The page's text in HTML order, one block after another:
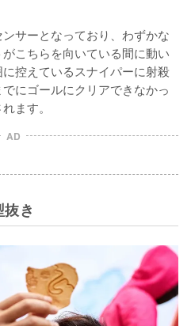
サーとなっており、わずかな
こちらを向いている間に動い
控えているスナイパーに射殺
にゴールにクリアできなかっ
ます。
AD
き